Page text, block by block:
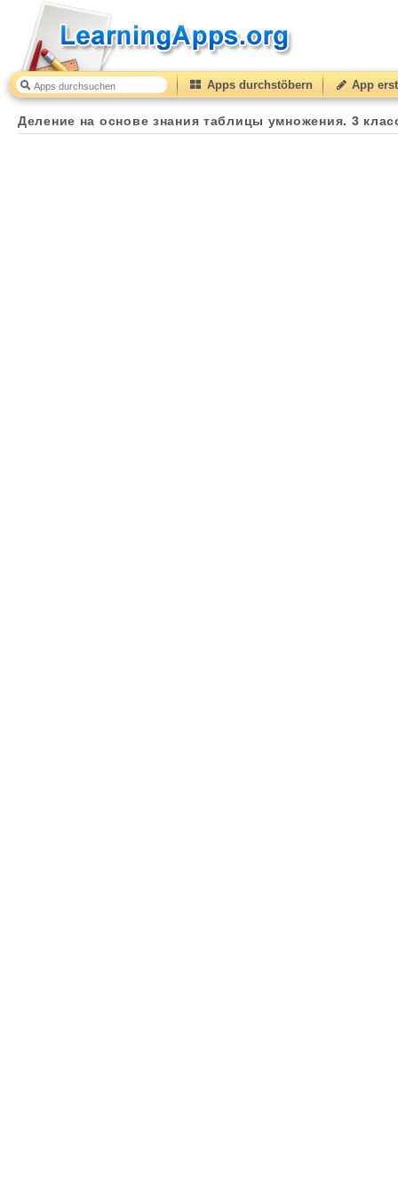
Apps durchstöbern App
Деление на основе знания таблицы умножения. 3
Деление на основе знания таблицы умножения. 3 класс